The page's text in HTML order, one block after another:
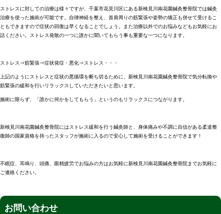
ストレスに対しての治療は様々ですが、千葉市花見川区にある新検見川南花園鍼灸整骨院では鍼灸
治療を使った施術が可能です。自律神経を整え、首肩周りの筋緊張や姿勢の矯正も併せて受けるこ
ともできますので症状の回復は早くなることでしょう。また治療以外でのお悩みなどもお気軽にお
話ください。ストレス発散の一つに誰かに聞いてもらう事も重要な一つになります。
ストレス⇒筋緊張⇒症状発症・悪化⇒ストレス・・・
上記のようにストレスと症状の悪循環を断ち切るために、新検見川南花園鍼灸整骨院で気分転換や
筋緊張の緩和を行いリラックスしていただきたいと思います。
施術に限らず、「誰かに何かをしてもらう」というのもリラックスにつながります。
新検見川南花園鍼灸整骨院にはストレス緩和を行う鍼灸師と、身体痛みや不調に自信がある柔道整
復師の国家資格を持ったスタッフが施術に入るので安心して施術を受けることができます！
不眠症、耳鳴り、頭痛、眼精疲労でお悩みの方はお気軽に新検見川南花園鍼灸整骨院までお気軽に
ご連絡ください。
お問い合わせ